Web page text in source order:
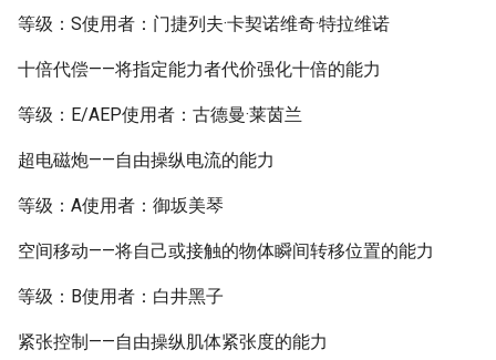
等级：S使用者：门捷列夫·卡契诺维奇·特拉维诺
十倍代偿——将指定能力者代价强化十倍的能力
等级：E/AEP使用者：古德曼·莱茵兰
超电磁炮——自由操纵电流的能力
等级：A使用者：御坂美琴
空间移动——将自己或接触的物体瞬间转移位置的能力
等级：B使用者：白井黑子
紧张控制——自由操纵肌体紧张度的能力